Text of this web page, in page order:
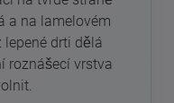
a na lamelovém
lepené drti dělá
roznášecí vrstva